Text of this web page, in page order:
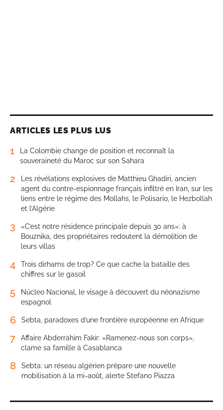
ARTICLES LES PLUS LUS
1
La Colombie change de position et reconnaît la
souveraineté du Maroc sur son Sahara
2
Les révélations explosives de Matthieu Ghadiri, ancien
agent du contre-espionnage français infiltré en Iran, sur les
liens entre le régime des Mollahs, le Polisario, le Hezbollah
et l’Algérie
3
«C’est notre résidence principale depuis 30 ans»: à
Bouznika, des propriétaires redoutent la démolition de
leurs villas
4
Trois dirhams de trop? Ce que cache la bataille des
chiffres sur le gasoil
5
Núcleo Nacional, le visage à découvert du néonazisme
espagnol
6 Sebta, paradoxes d’une frontière européenne en Afrique
7
Affaire Abderrahim Fakir: «Ramenez-nous son corps»,
clame sa famille à Casablanca
8
Sebta: un réseau algérien prépare une nouvelle
mobilisation à la mi-août, alerte Stefano Piazza